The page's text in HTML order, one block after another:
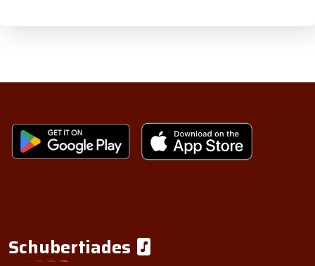
Schubertiades